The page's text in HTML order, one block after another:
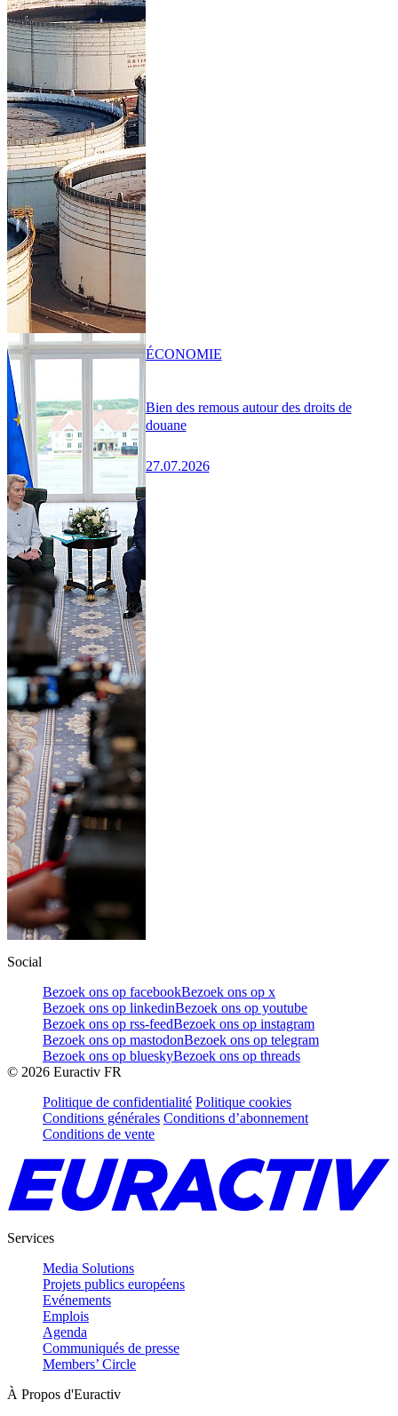
Bien des remous autour des droits de
douane
27.07.2026
ÉCONOMIE
Social
Bezoek ons op facebookBezoek ons op x
Bezoek ons op linkedinBezoek ons op youtube
Bezoek ons op rss-feedBezoek ons op instagram
Bezoek ons op mastodonBezoek ons op telegram
Bezoek ons op blueskyBezoek ons op threads
© 2026 Euractiv FR
Politique de confidentialité Politique cookies
Conditions générales Conditions d’abonnement
Conditions de vente
Services
Media Solutions
Projets publics européens
Evénements
Emplois
Agenda
Communiqués de presse
Members’ Circle
À Propos d'Euractiv